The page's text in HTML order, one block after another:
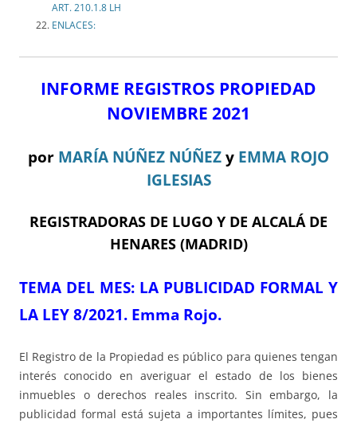
ART. 210.1.8 LH
ENLACES:
INFORME REGISTROS PROPIEDAD
NOVIEMBRE 2021
por MARÍA NÚÑEZ NÚÑEZ y EMMA ROJO
IGLESIAS
REGISTRADORAS DE LUGO Y DE ALCALÁ DE
HENARES (MADRID)
TEMA DEL MES: LA PUBLICIDAD FORMAL Y
LA LEY 8/2021. Emma Rojo.
El Registro de la Propiedad es público para quienes tengan
interés conocido en averiguar el estado de los bienes
inmuebles o derechos reales inscrito. Sin embargo, la
publicidad formal está sujeta a importantes límites, pues